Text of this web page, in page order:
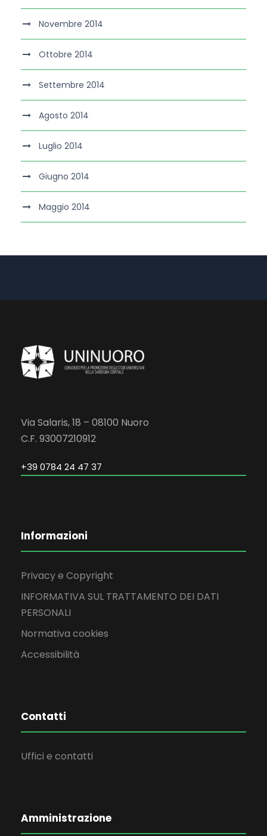
Novembre 2014
Ottobre 2014
Settembre 2014
Agosto 2014
Luglio 2014
Giugno 2014
Maggio 2014
Via Salaris, 18 – 08100 Nuoro
C.F. 93007210912
+39 0784 24 47 37
Informazioni
Privacy e Copyright
INFORMATIVA SUL TRATTAMENTO DEI DATI
PERSONALI
Normativa cookies
Accessibilità
Contatti
Uffici e contatti
Amministrazione